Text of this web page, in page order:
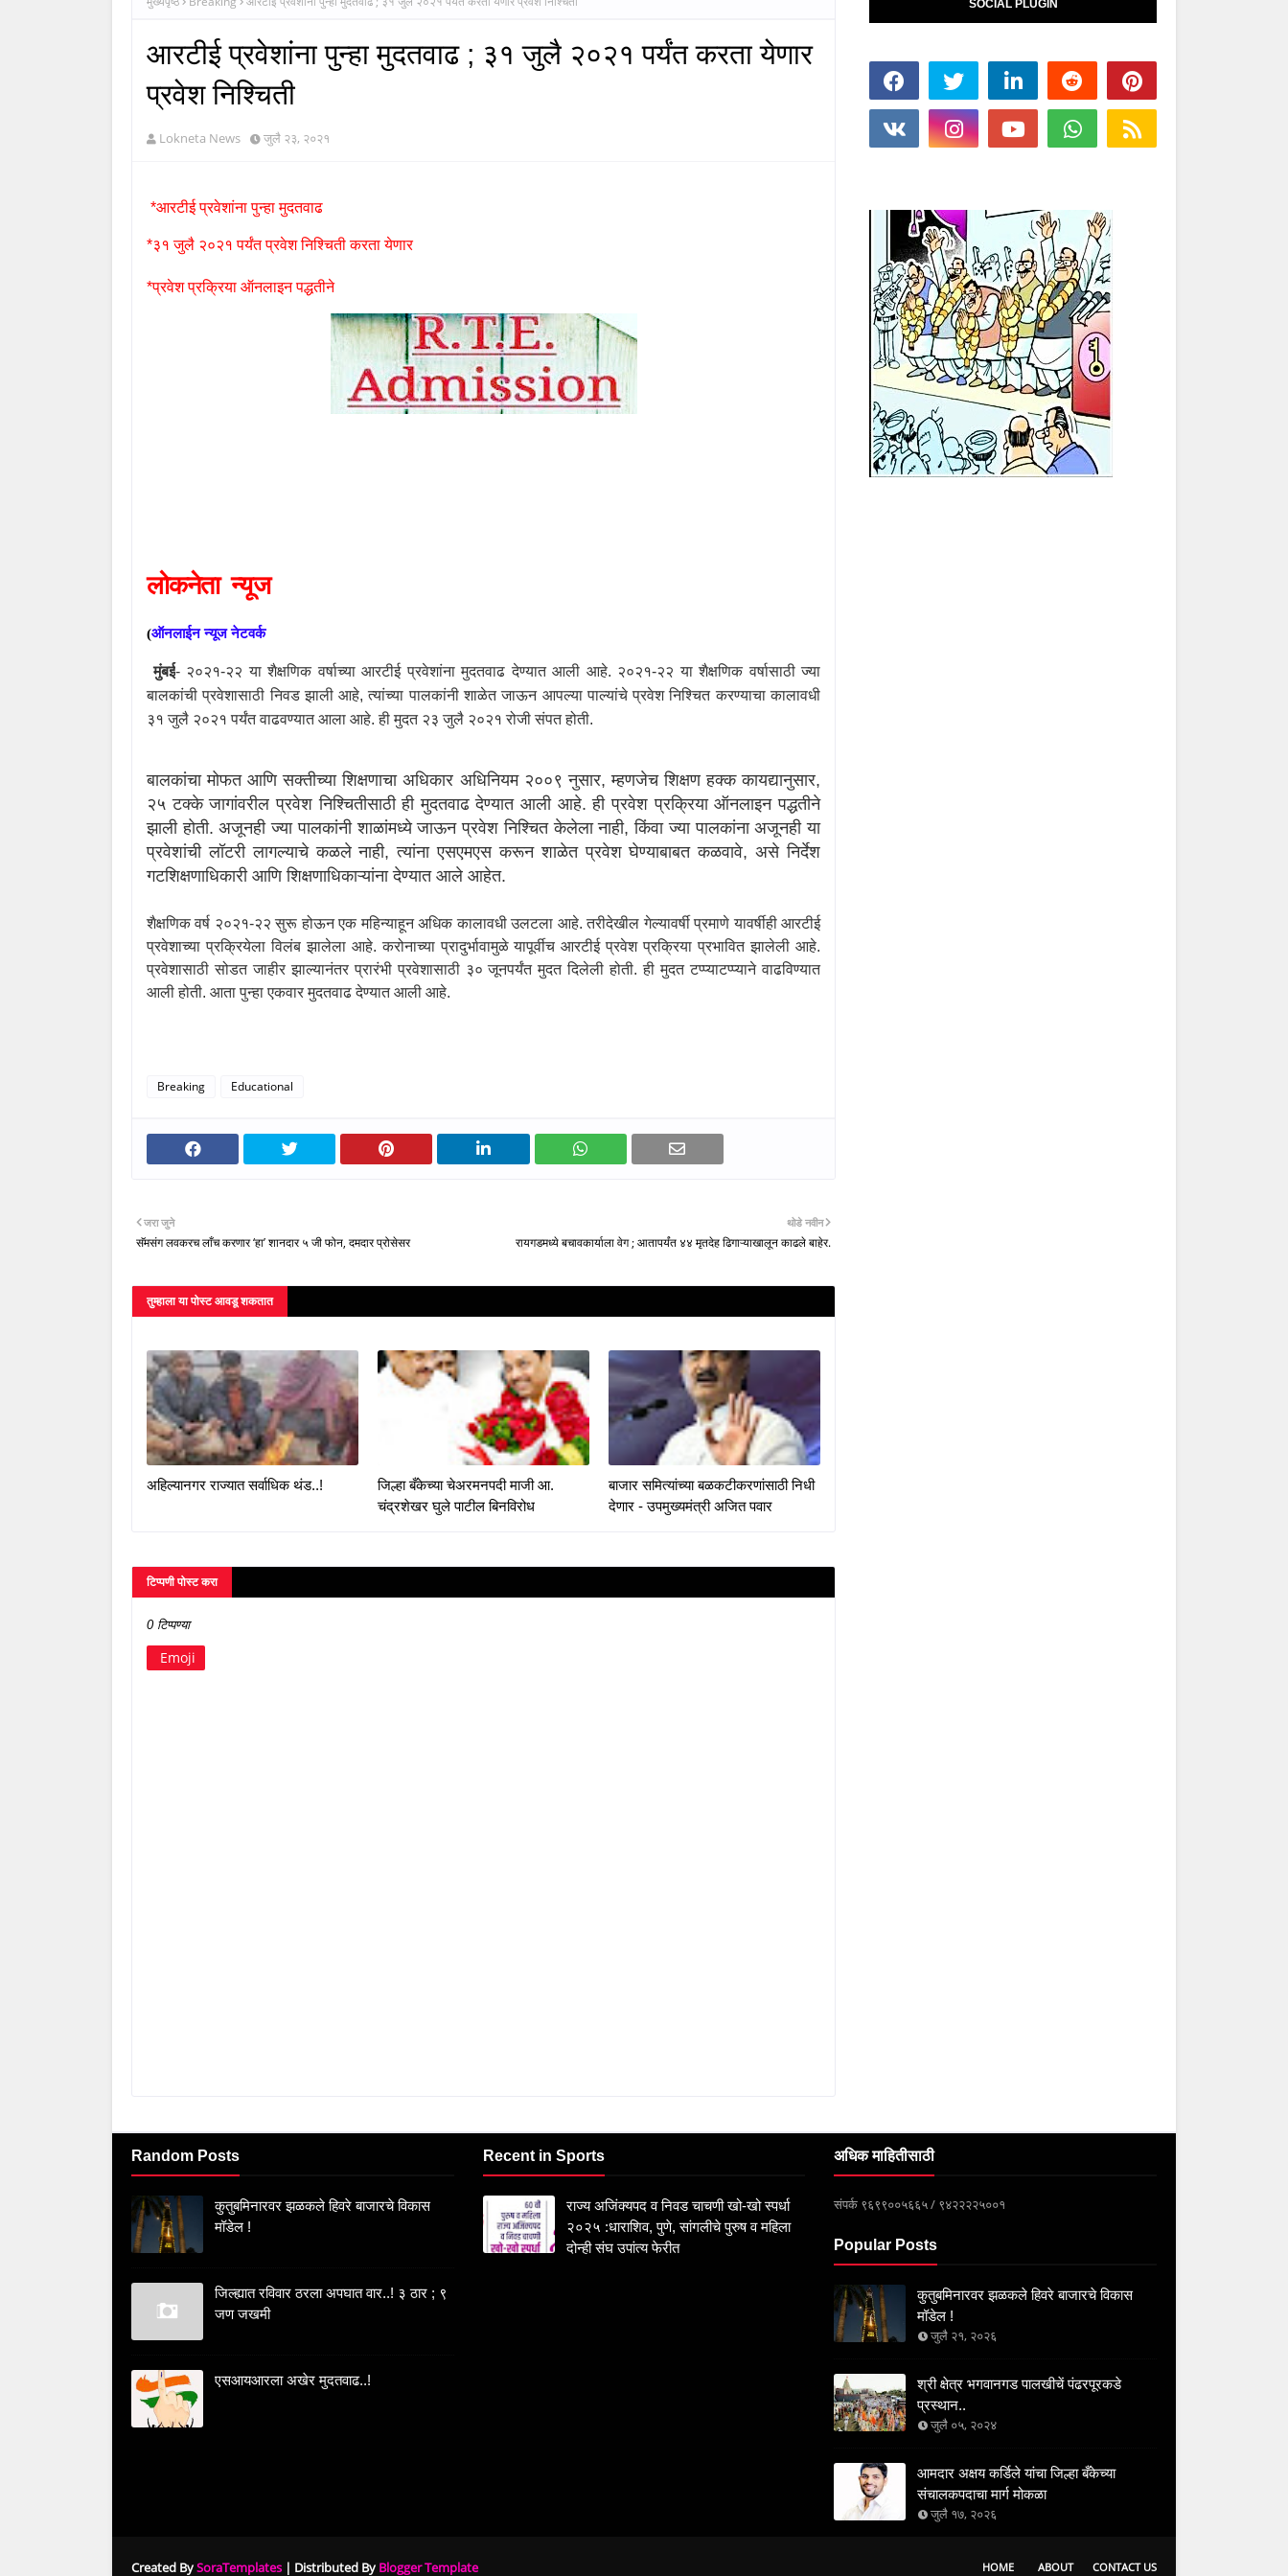
आरटीई प्रवेशांना पुन्हा मुदतवाढ ; ३१ जुलै २०२१ पर्यंत करता येणार
प्रवेश निश्चिती
Lokneta News जुलै २३, २०२१
*आरटीई प्रवेशांना पुन्हा मुदतवाढ
*३१ जुलै २०२१ पर्यंत प्रवेश निश्चिती करता येणार
*प्रवेश प्रक्रिया ऑनलाइन पद्धतीने
लोकनेता न्यूज
(ऑनलाईन न्यूज नेटवर्क
मुंबई- २०२१-२२ या शैक्षणिक वर्षाच्या आरटीई प्रवेशांना मुदतवाढ देण्यात आली आहे. २०२१-२२ या शैक्षणिक वर्षासाठी ज्या
बालकांची प्रवेशासाठी निवड झाली आहे,त्यांच्या पालकांनी शाळेत जाऊन आपल्या पाल्यांचे प्रवेश निश्चित करण्याचा कालावधी
३१ जुलै २०२१ पर्यंत वाढवण्यात आला आहे. ही मुदत २३ जुलै २०२१ रोजी संपत होती.
बालकांचा मोफत आणि सक्तीच्या शिक्षणाचा अधिकार अधिनियम २००९ नुसार,म्हणजेच शिक्षण हक्क कायद्यानुसार,
२५ टक्के जागांवरील प्रवेश निश्चितीसाठी ही मुदतवाढ देण्यात आली आहे. ही प्रवेश प्रक्रिया ऑनलाइन पद्धतीने
झाली होती. अजूनही ज्या पालकांनी शाळांमध्ये जाऊन प्रवेश निश्चित केलेला नाही,किंवा ज्या पालकांना अजूनही या
प्रवेशांची लॉटरी लागल्याचे कळले नाही,त्यांना एसएमएस करून शाळेत प्रवेश घेण्याबाबत कळवावे,असे निर्देश
गटशिक्षणाधिकारी आणि शिक्षणाधिकाऱ्यांना देण्यात आले आहेत.
शैक्षणिक वर्ष २०२१-२२ सुरू होऊन एक महिन्याहून अधिक कालावधी उलटला आहे. तरीदेखील गेल्यावर्षी प्रमाणे यावर्षीही आरटीई
प्रवेशाच्या प्रक्रियेला विलंब झालेला आहे. करोनाच्या प्रादुर्भावामुळे यापूर्वीच आरटीई प्रवेश प्रक्रिया प्रभावित झालेली आहे.
प्रवेशासाठी सोडत जाहीर झाल्यानंतर प्रारंभी प्रवेशासाठी ३० जूनपर्यंत मुदत दिलेली होती. ही मुदत टप्प्याटप्प्याने वाढविण्यात
आली होती. आता पुन्हा एकवार मुदतवाढ देण्यात आली आहे.
Breaking Educational
थोडे नवीन
रायगडमध्ये बचावकार्याला वेग ; आतापर्यंत ४४ मृतदेह ढिगाऱ्याखालून काढले बाहेर.
जरा जुने
सॅमसंग लवकरच लाँच करणार ‘हा’ शानदार ५ जी फोन, दमदार प्रोसेसर
तुम्‍हाला या पोस्‍ट आवडू शकतात
अहिल्यानगर राज्यात सर्वाधिक थंड..!
जिल्हा बँकेच्या चेअरमनपदी माजी आ.
चंद्रशेखर घुले पाटील बिनविरोध
बाजार समित्यांच्या बळकटीकरणांसाठी निधी
देणार - उपमुख्यमंत्री अजित पवार
टिप्पणी पोस्ट करा
0 टिप्पण्या
Emoji
SOCIAL PLUGIN
Random Posts
कुतुबमिनारवर झळकले हिवरे बाजारचे विकास
मॉडेल !
जिल्ह्यात रविवार ठरला अपघात वार..! ३ ठार ; ९
जण जखमी
एसआयआरला अखेर मुदतवाढ..!
Recent in Sports
राज्य अजिंक्यपद व निवड चाचणी खो-खो स्पर्धा
२०२५ :धाराशिव, पुणे, सांगलीचे पुरुष व महिला
दोन्ही संघ उपांत्य फेरीत
अधिक माहितीसाठी
संपर्क ९६९९००५६६५ / ९४२२२२५००१
Popular Posts
कुतुबमिनारवर झळकले हिवरे बाजारचे विकास
मॉडेल !
जुलै २१, २०२६
श्री क्षेत्र भगवानगड पालखीचें पंढरपूरकडे
प्रस्थान..
जुलै ०५, २०२४
आमदार अक्षय कर्डिले यांचा जिल्हा बँकेच्या
संचालकपदाचा मार्ग मोकळा
जुलै १७, २०२६
HOME ABOUT CONTACT US
Created BySoraTemplates | Distributed By Blogger Template